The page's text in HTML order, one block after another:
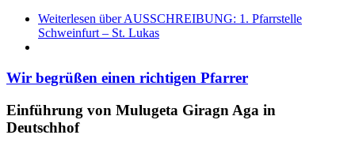
Weiterlesen über AUSSCHREIBUNG: 1. Pfarrstelle
Schweinfurt­ – St. Lukas
Wir begrüßen einen richtigen Pfarrer
Einführung von Mulugeta Giragn Aga in
Deutschhof